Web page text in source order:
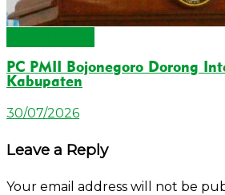
PC PMII Bojonegoro Dorong
Kabupaten
30/07/2026
Leave a Reply
Your email address will not be